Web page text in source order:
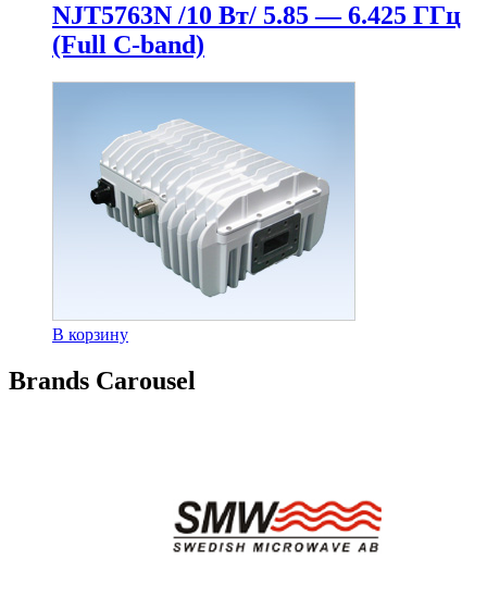
NJT5763N /10 Вт/ 5.85 — 6.425 ГГц
(Full C-band)
В корзину
Brands Carousel